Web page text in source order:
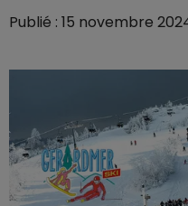
Publié : 15 novembre